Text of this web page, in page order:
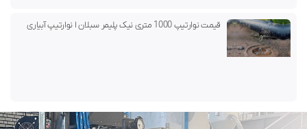
قیمت نوارتیپ 1000 متری نیک پلیمر سبلان ا نوارتیپ آبیاری